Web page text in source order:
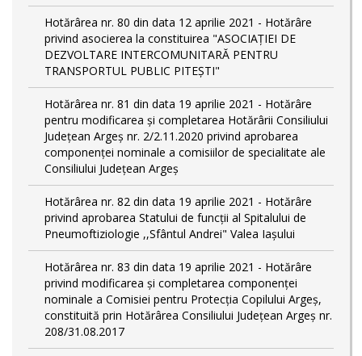
Hotărârea nr. 80 din data 12 aprilie 2021 - Hotărâre
privind asocierea la constituirea "ASOCIAȚIEI DE
DEZVOLTARE INTERCOMUNITARĂ PENTRU
TRANSPORTUL PUBLIC PITEȘTI"
Hotărârea nr. 81 din data 19 aprilie 2021 - Hotărâre
pentru modificarea și completarea Hotărârii Consiliului
Județean Argeș nr. 2/2.11.2020 privind aprobarea
componenței nominale a comisiilor de specialitate ale
Consiliului Județean Argeș
Hotărârea nr. 82 din data 19 aprilie 2021 - Hotărâre
privind aprobarea Statului de funcții al Spitalului de
Pneumoftiziologie ,,Sfântul Andrei" Valea Iașului
Hotărârea nr. 83 din data 19 aprilie 2021 - Hotărâre
privind modificarea și completarea componenței
nominale a Comisiei pentru Protecția Copilului Argeș,
constituită prin Hotărârea Consiliului Județean Argeș nr.
208/31.08.2017